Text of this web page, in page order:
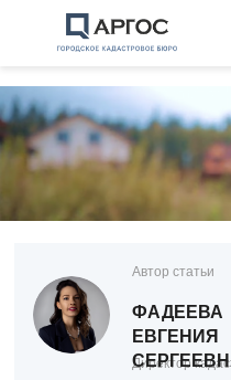
Директор
Автор статьи
ФАДЕЕВА
ЕВГЕНИЯ